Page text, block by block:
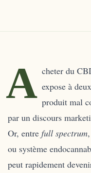
A cheter du
expose à
produit mal
par un discours
Or, entre full spectrum
ou système
peut rapidement